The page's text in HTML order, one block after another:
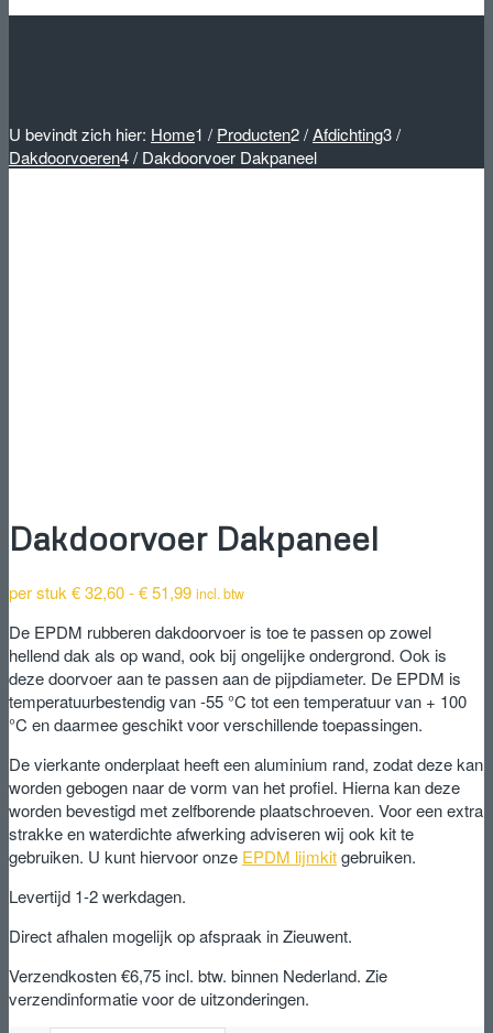
U bevindt zich hier: Home1 / Producten2/Afdichting3/
Dakdoorvoeren4/ Dakdoorvoer Dakpaneel
Dakdoorvoer Dakpaneel
per stuk €32,60-€51,99Prijsklasse:
tot
€ 51,99
incl. btw
De EPDM rubberen dakdoorvoer is toe te passen op zowel
hellend dak als op wand, ook bij ongelijke ondergrond. Ook is
deze doorvoer aan te passen aan de pijpdiameter. De EPDM is
temperatuurbestendig van -55 °C tot een temperatuur van + 100
°C en daarmee geschikt voor verschillende toepassingen.
De vierkante onderplaat heeft een aluminium rand, zodat deze kan
worden gebogen naar de vorm van het profiel. Hierna kan deze
worden bevestigd met zelfborende plaatschroeven. Voor een extra
strakke en waterdichte afwerking adviseren wij ook kit te
gebruiken. U kunt hiervoor onze EPDM lijmkitgebruiken.
Levertijd 1-2 werkdagen.
Direct afhalen mogelijk op afspraak in Zieuwent.
Verzendkosten €6,75 incl. btw. binnen Nederland. Zie
verzendinformatie voor de uitzonderingen.